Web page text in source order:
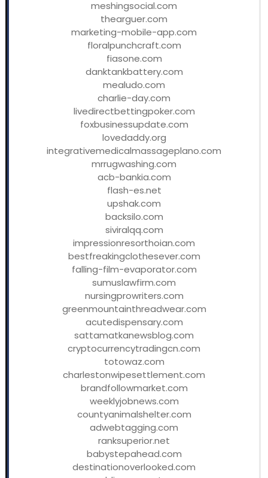
meshingsocial.com
thearguer.com
marketing-mobile-app.com
floralpunchcraft.com
fiasone.com
danktankbattery.com
mealudo.com
charlie-day.com
livedirectbettingpoker.com
foxbusinessupdate.com
lovedaddy.org
integrativemedicalmassageplano.com
mrrugwashing.com
acb-bankia.com
flash-es.net
upshak.com
backsilo.com
siviralqq.com
impressionresorthoian.com
bestfreakingclothesever.com
falling-film-evaporator.com
sumuslawfirm.com
nursingprowriters.com
greenmountainthreadwear.com
acutedispensary.com
sattamatkanewsblog.com
cryptocurrencytradingcn.com
totowaz.com
charlestonwipesettlement.com
brandfollowmarket.com
weeklyjobnews.com
countyanimalshelter.com
adwebtagging.com
ranksuperior.net
babystepahead.com
destinationoverlooked.com